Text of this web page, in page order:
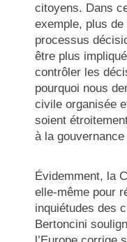
citoyens. Dans
exemple, plus
processus
être plus
contrôler les
pourquoi nous
civile organisée
soient
à la
Évidemment, la
elle-même pour
inquiétudes des
Bertoncini